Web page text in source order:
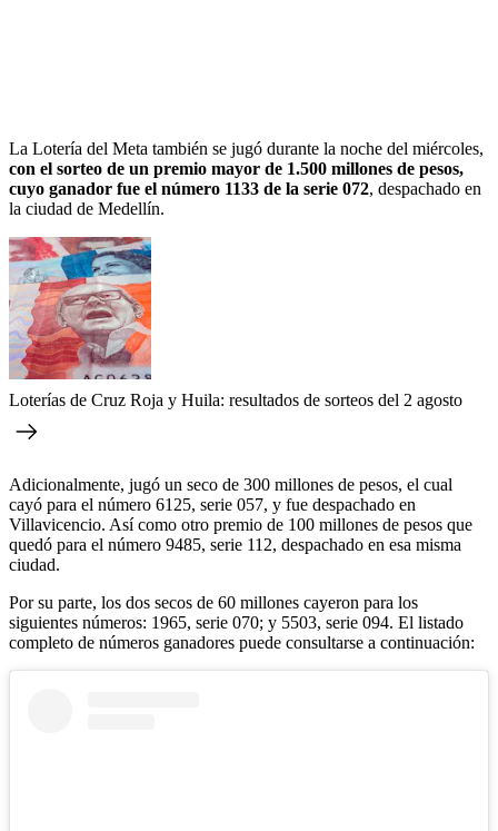
La Lotería del Meta también se jugó durante la noche del miércoles,
con el sorteo de un premio mayor de 1.500 millones de pesos,
cuyo ganador fue el número 1133 de la serie 072, despachado en
la ciudad de Medellín.
Loterías de Cruz Roja y Huila: resultados de sorteos del 2 agosto
Adicionalmente, jugó un seco de 300 millones de pesos, el cual
cayó para el número 6125, serie 057, y fue despachado en
Villavicencio. Así como otro premio de 100 millones de pesos que
quedó para el número 9485, serie 112, despachado en esa misma
ciudad.
Por su parte, los dos secos de 60 millones cayeron para los
siguientes números: 1965, serie 070; y 5503, serie 094. El listado
completo de números ganadores puede consultarse a continuación: